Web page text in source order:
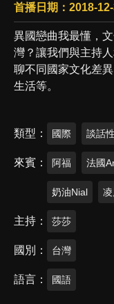
首播日期：2018-
異國戀曲我最懂，
灣？讓我們與主持
聊不同國家文化差
生活等。
類型 國際 談話
來賓 阿福 法國
奶油Nial
主持 莎莎
國別 台灣
語言 國語